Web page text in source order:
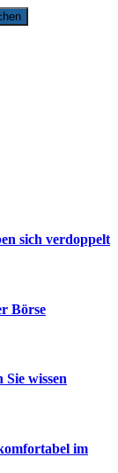
sich verdoppelt
Börse
Sie wissen
im